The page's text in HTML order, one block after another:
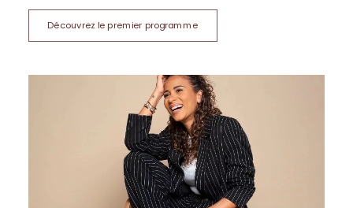
Découvrez le premier programme